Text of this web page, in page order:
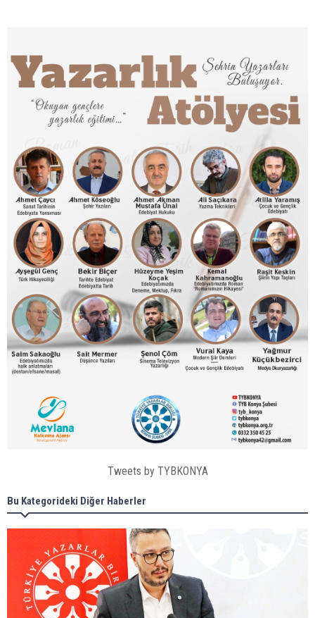
Tweets by TYBKONYA
Bu Kategorideki Diğer Haberler